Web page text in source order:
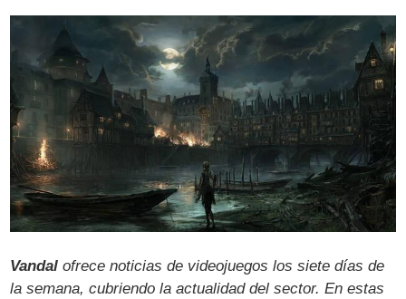
Vandal ofrece noticias de videojuegos los siete días de
la semana, cubriendo la actualidad del sector. En estas